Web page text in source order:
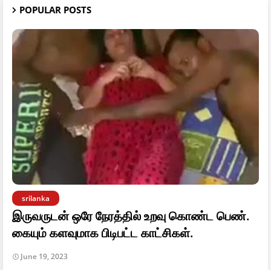
POPULAR POSTS
srilanka
இருவருடன் ஒரே நேரத்தில் உறவு கொண்ட பெண்.
கையும் களவுமாக பிடிபட்ட காட்சிகள்.
June 19, 2023